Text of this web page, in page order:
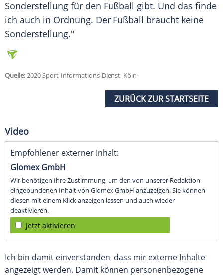
Sonderstellung für den Fußball gibt. Und das finde
ich auch in Ordnung. Der Fußball braucht keine
Sonderstellung."
Quelle:2020 Sport-Informations-Dienst, Köln
ZURÜCK ZUR STARTSEITE
Video
Empfohlener externer Inhalt:
Glomex GmbH
Wir benötigen Ihre Zustimmung, um den von unserer Redaktion
eingebundenen Inhalt von Glomex GmbH anzuzeigen. Sie können
diesen mit einem Klick anzeigen lassen und auch wieder
deaktivieren.
jetzt aktivieren
Ich bin damit einverstanden, dass mir externe Inhalte
angezeigt werden. Damit können personenbezogene